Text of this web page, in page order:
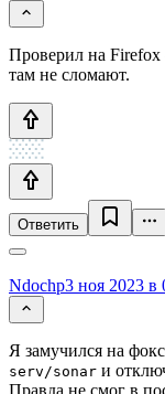
Проверил на Firefox
там не сломают.
Ответить
Ndochp3 ноя 2023 в
Я замучился на
serv/sonar и
Правда не смог в